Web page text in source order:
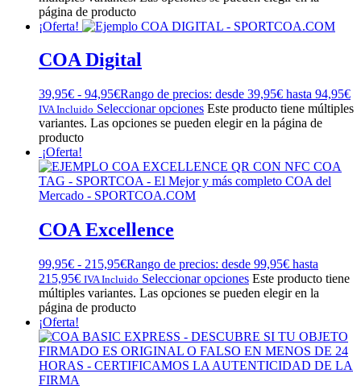
página de producto
¡Oferta!
COA Digital
39,95€ - 94,95€Rango de precios: desde 39,95€ hasta 94,95€
IVA Incluido Seleccionar opciones Este producto tiene múltiples
variantes. Las opciones se pueden elegir en la página de
producto
¡Oferta!
COA Excellence
99,95€ - 215,95€Rango de precios: desde 99,95€ hasta
215,95€ IVA Incluido Seleccionar opciones Este producto tiene
múltiples variantes. Las opciones se pueden elegir en la
página de producto
¡Oferta!